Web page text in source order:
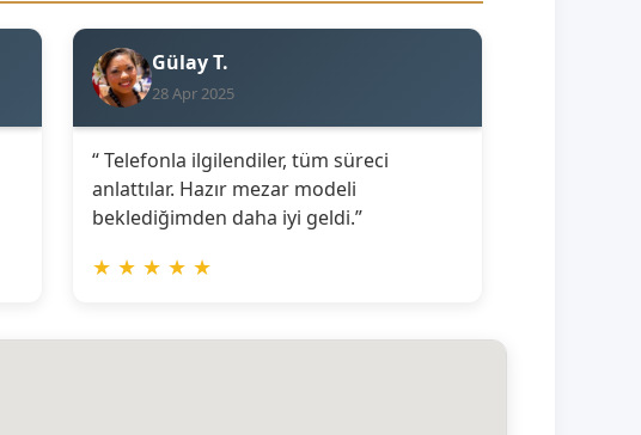
Gülay T.
28 Apr 2025
“ Telefonla ilgilendiler, tüm süreci
anlattılar. Hazır mezar modeli
beklediğimden daha iyi geldi.”
★ ★ ★ ★ ★